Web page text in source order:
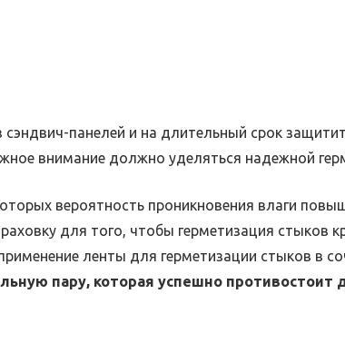
панелей и на длительный срок
внимание должно уделяться надежной
вероятность проникновения влаги
для того, чтобы герметизация стыков
ленты для герметизации стыков в
пару, которая успешно